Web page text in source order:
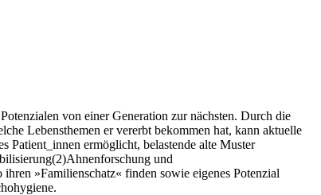
von einer Generation zur nächsten. Durch die
Lebensthemen er vererbt bekommen hat, kann aktuelle
Patient_innen ermöglicht, belastende alte Muster
und
»Familienschatz« finden sowie eigenes Potenzial